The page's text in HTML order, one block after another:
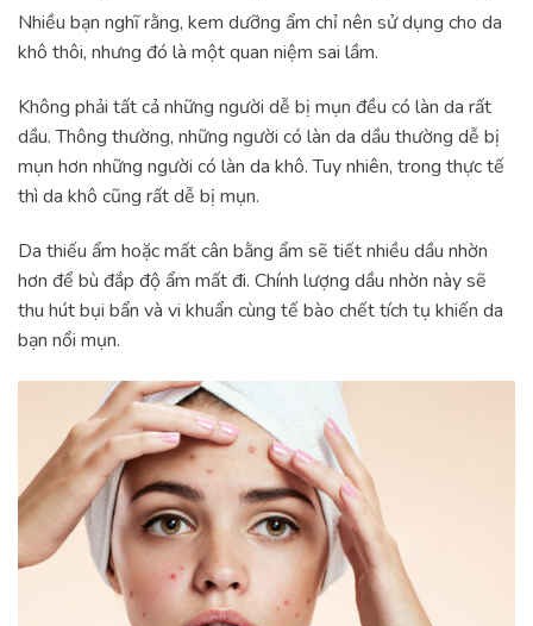
Nhiều bạn nghĩ rằng, kem dưỡng ẩm chỉ nên sử dụng cho da
khô thôi, nhưng đó là một quan niệm sai lầm.
Không phải tất cả những người dễ bị mụn đều có làn da rất
dầu. Thông thường, những người có làn da dầu thường dễ bị
mụn hơn những người có làn da khô. Tuy nhiên, trong thực tế
thì da khô cũng rất dễ bị mụn.
Da thiếu ẩm hoặc mất cân bằng ẩm sẽ tiết nhiều dầu nhờn
hơn để bù đắp độ ẩm mất đi. Chính lượng dầu nhờn này sẽ
thu hút bụi bẩn và vi khuẩn cùng tế bào chết tích tụ khiến da
bạn nổi mụn.